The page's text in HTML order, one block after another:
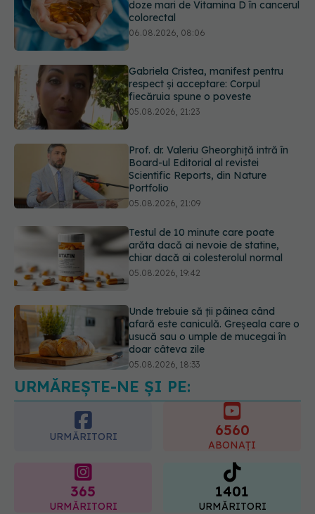
Gabriela Cristea, manifest pentru
respect și acceptare: Corpul
fiecăruia spune o poveste
Prof. dr. Valeriu Gheorghiță intră în
Board-ul Editorial al revistei
Scientific Reports, din Nature
Testul de 10 minute care poate
arăta dacă ai nevoie de statine,
chiar dacă ai colesterolul normal
05.08.2026, 19:42
Unde trebuie să ții pâinea când
afară este caniculă. Greșeala care o
usucă sau o umple de mucegai în
Adevărul despre tratamentul cu
doze mari de Vitamina D în cancerul
colorectal
06.08.2026, 08:06
URMĂREȘTE-NE ȘI PE:
URMĂRITORI 6560
ABONAȚI
365
URMĂRITORI
1401
URMĂRITORI